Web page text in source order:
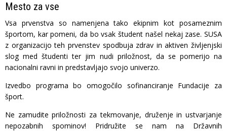
Mesto za vse
Vsa prvenstva so namenjena tako ekipnim kot posameznim
športom, kar pomeni, da bo vsak študent našel nekaj zase. SUSA
z organizacijo teh prvenstev spodbuja zdrav in aktiven življenjski
slog med študenti ter jim nudi priložnost, da se pomerijo na
nacionalni ravni in predstavljajo svojo univerzo.
Izvedbo programa bo omogočilo sofinanciranje Fundacije za
šport.
Ne zamudite priložnosti za tekmovanje, druženje in ustvarjanje
nepozabnih spominov! Pridružite se nam na Državnih